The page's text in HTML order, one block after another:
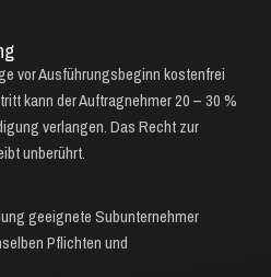
vor Ausführungsbeginn kostenfrei
kann der Auftragnehmer 20 – 30 %
verlangen. Das Recht zur
unberührt.
geeignete Subunternehmer
Pflichten und